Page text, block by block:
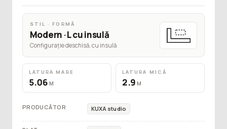
STIL · FORMĂ
Modern · L cu insulă
Configurație deschisă, cu insulă
LATURA MARE
5.06 M
LATURA MICĂ
2.9 M
PRODUCĂTOR KUXA studio